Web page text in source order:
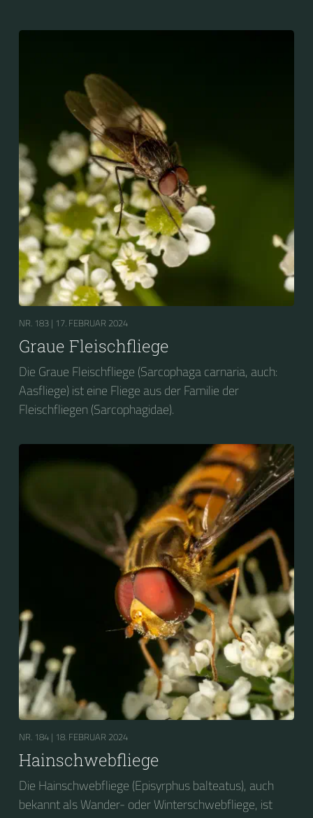
NR. 183 | 17. FEBRUAR 2024
Graue Fleischfliege
Die Graue Fleischfliege (Sarcophaga carnaria, auch:
Aasfliege) ist eine Fliege aus der Familie der
Fleischfliegen (Sarcophagidae).
NR. 184 | 18. FEBRUAR 2024
Hainschwebfliege
Die Hainschwebfliege (Episyrphus balteatus), auch
bekannt als Wander- oder Winterschwebfliege, ist